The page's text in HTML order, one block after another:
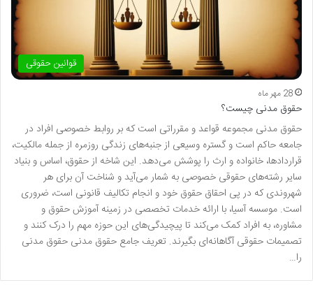
قوانین حقوقی
28 مهر ماه
حقوق مدنی چیست؟
حقوق مدنی مجموعه قواعد و مقرراتی است که بر روابط خصوصی افراد در
جامعه حاکم است و گستره وسیعی از جنبه‌های زندگی روزمره از جمله مالکیت،
قراردادها، خانواده و ارث را پوشش می‌دهد. این شاخه از حقوق، اساس و بنیاد
سایر رشته‌های حقوقی خصوصی به شمار می‌آید و شناخت آن برای هر
شهروندی که در پی احقاق حقوق خود و انجام تکالیف قانونی است، ضروری
است. موسسه آسیا، با ارائه خدمات تخصصی در زمینه آموزش حقوق و
مشاوره، به افراد کمک می‌کند تا پیچیدگی‌های این حوزه مهم را درک کنند و
تصمیمات حقوقی آگاهانه‌ای بگیرند. تعریف جامع حقوق مدنی حقوق مدنی
را…